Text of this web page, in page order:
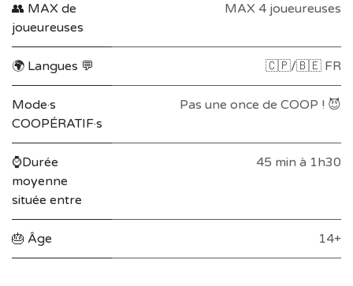
👥 MAX de
joueureuses
MAX 4 joueureuses
🌍 Langues 💬 🇨🇵/🇧🇪 FR
Mode·s
COOPÉRATIF·s
Pas une once de COOP ! 😈
⌚Durée
moyenne
située entre
45 min à 1h30
🎂 Âge 14+